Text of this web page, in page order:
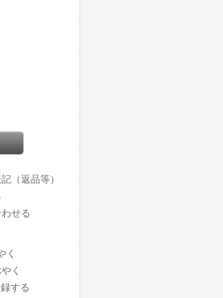
（返品等）
せる
く
く
する